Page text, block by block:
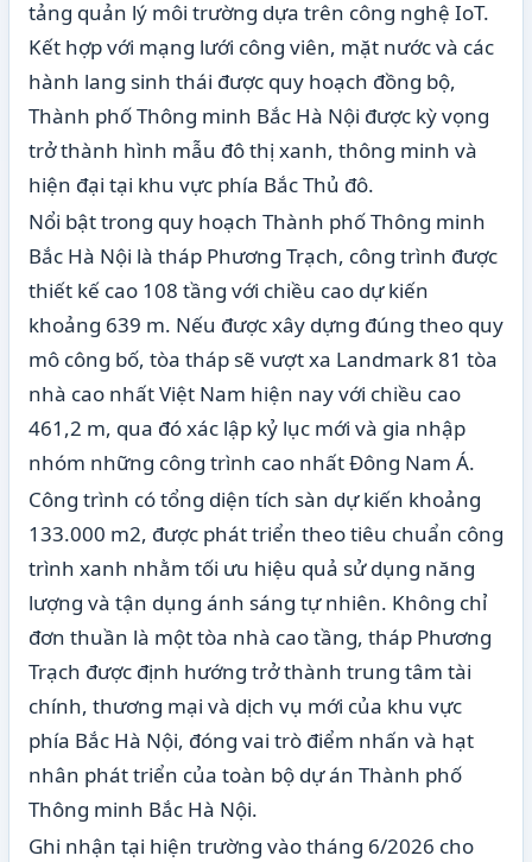
tảng quản lý môi trường dựa trên công nghệ IoT.
Kết hợp với mạng lưới công viên, mặt nước và các
hành lang sinh thái được quy hoạch đồng bộ,
Thành phố Thông minh Bắc Hà Nội được kỳ vọng
trở thành hình mẫu đô thị xanh, thông minh và
hiện đại tại khu vực phía Bắc Thủ đô.
Nổi bật trong quy hoạch Thành phố Thông minh
Bắc Hà Nội là tháp Phương Trạch, công trình được
thiết kế cao 108 tầng với chiều cao dự kiến
khoảng 639 m. Nếu được xây dựng đúng theo quy
mô công bố, tòa tháp sẽ vượt xa Landmark 81 tòa
nhà cao nhất Việt Nam hiện nay với chiều cao
461,2 m, qua đó xác lập kỷ lục mới và gia nhập
nhóm những công trình cao nhất Đông Nam Á.
Công trình có tổng diện tích sàn dự kiến khoảng
133.000 m2, được phát triển theo tiêu chuẩn công
trình xanh nhằm tối ưu hiệu quả sử dụng năng
lượng và tận dụng ánh sáng tự nhiên. Không chỉ
đơn thuần là một tòa nhà cao tầng, tháp Phương
Trạch được định hướng trở thành trung tâm tài
chính, thương mại và dịch vụ mới của khu vực
phía Bắc Hà Nội, đóng vai trò điểm nhấn và hạt
nhân phát triển của toàn bộ dự án Thành phố
Thông minh Bắc Hà Nội.
Ghi nhận tại hiện trường vào tháng 6/2026 cho